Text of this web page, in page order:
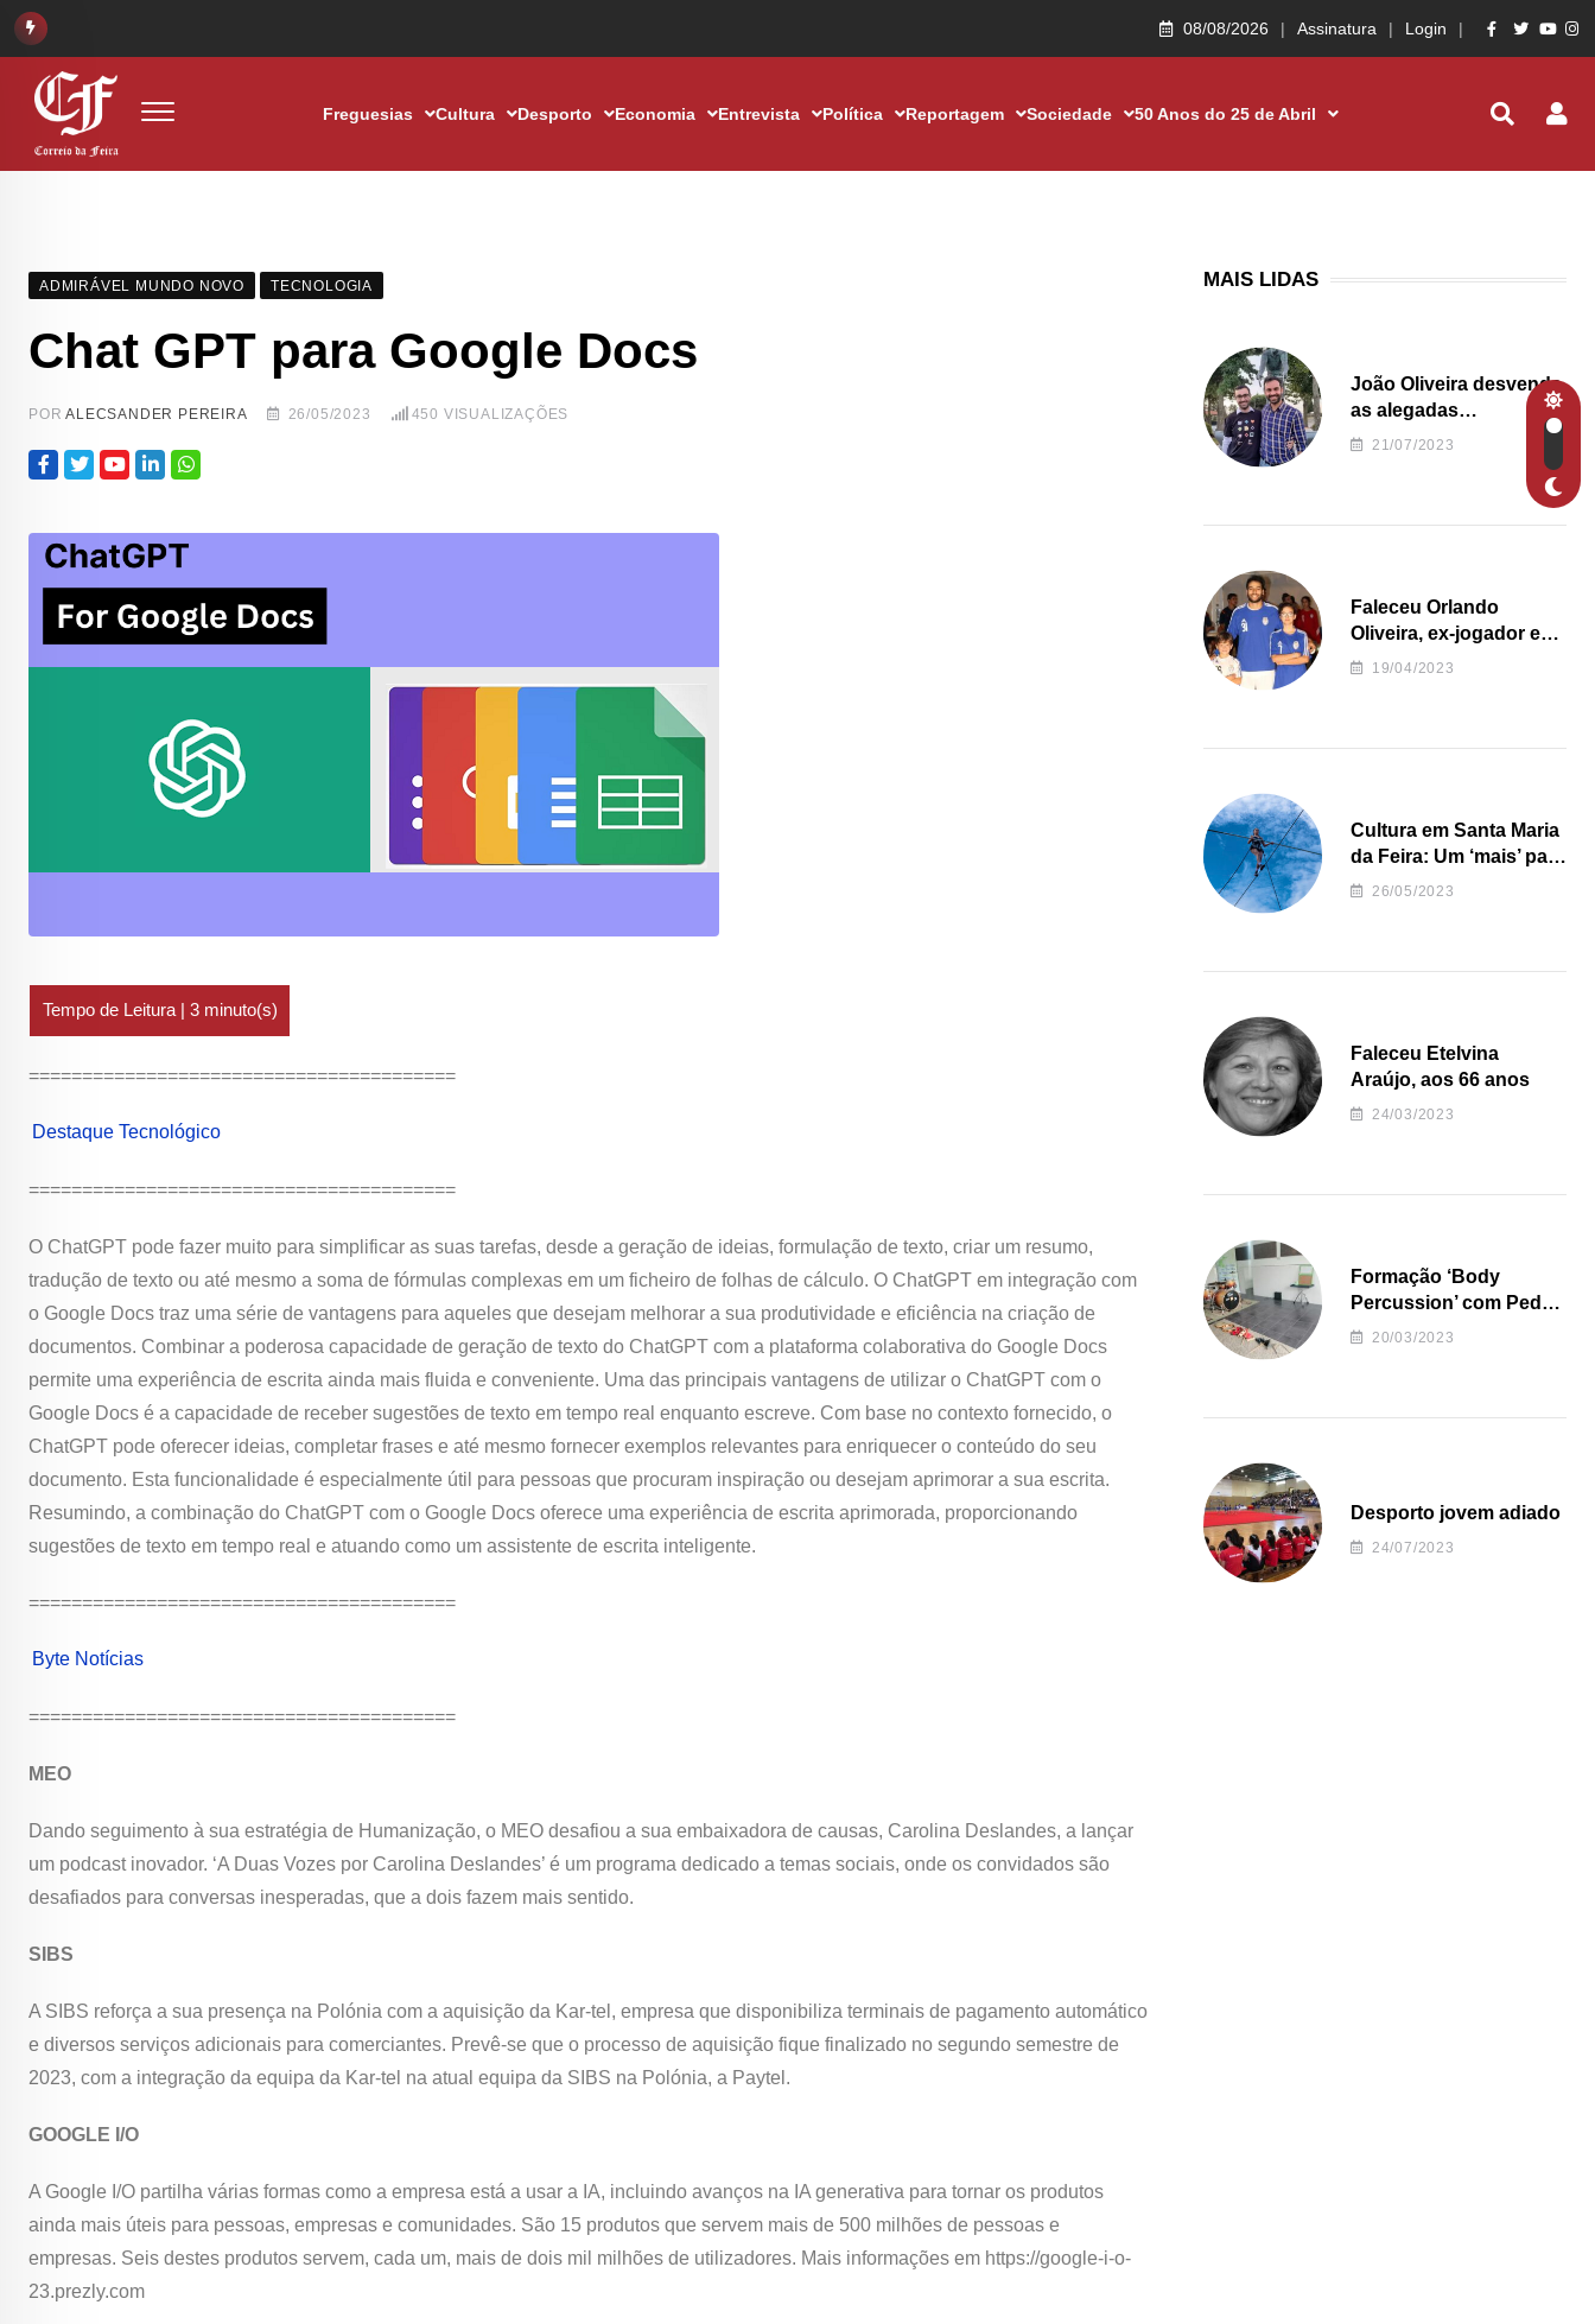
08/08/2026 Assinatura Login
Freguesias Cultura Desporto Economia Entrevista Política Reportagem Sociedade 50 Anos do 25 de Abril
ADMIRÁVEL MUNDO NOVO TECNOLOGIA
Chat GPT para Google Docs
PORALECSANDER PEREIRA 26/05/2023 450 VISUALIZAÇÕES
========================================
Destaque Tecnológico
========================================
O ChatGPT pode fazer muito para simplificar as suas tarefas, desde a geração de ideias, formulação de texto, criar um resumo,
tradução de texto ou até mesmo a soma de fórmulas complexas em um ficheiro de folhas de cálculo. O ChatGPT em integração com
o Google Docs traz uma série de vantagens para aqueles que desejam melhorar a sua produtividade e eficiência na criação de
documentos. Combinar a poderosa capacidade de geração de texto do ChatGPT com a plataforma colaborativa do Google Docs
permite uma experiência de escrita ainda mais fluida e conveniente. Uma das principais vantagens de utilizar o ChatGPT com o
Google Docs é a capacidade de receber sugestões de texto em tempo real enquanto escreve. Com base no contexto fornecido, o
ChatGPT pode oferecer ideias, completar frases e até mesmo fornecer exemplos relevantes para enriquecer o conteúdo do seu
documento. Esta funcionalidade é especialmente útil para pessoas que procuram inspiração ou desejam aprimorar a sua escrita.
Resumindo, a combinação do ChatGPT com o Google Docs oferece uma experiência de escrita aprimorada, proporcionando
sugestões de texto em tempo real e atuando como um assistente de escrita inteligente.
========================================
Byte Notícias
========================================
MEO
Dando seguimento à sua estratégia de Humanização, o MEO desafiou a sua embaixadora de causas, Carolina Deslandes, a lançar
um podcast inovador. ‘A Duas Vozes por Carolina Deslandes’ é um programa dedicado a temas sociais, onde os convidados são
desafiados para conversas inesperadas, que a dois fazem mais sentido.
SIBS
A SIBS reforça a sua presença na Polónia com a aquisição da Kar-tel, empresa que disponibiliza terminais de pagamento automático
e diversos serviços adicionais para comerciantes. Prevê-se que o processo de aquisição fique finalizado no segundo semestre de
2023, com a integração da equipa da Kar-tel na atual equipa da SIBS na Polónia, a Paytel.
GOOGLE I/O
A Google I/O partilha várias formas como a empresa está a usar a IA, incluindo avanços na IA generativa para tornar os produtos
ainda mais úteis para pessoas, empresas e comunidades. São 15 produtos que servem mais de 500 milhões de pessoas e
empresas. Seis destes produtos servem, cada um, mais de dois mil milhões de utilizadores. Mais informações em https://google-i-o-
23.prezly.com
MAIS LIDAS
João Oliveira desvenda
as alegadas
irregularidades da
Junta de Freguesia S.
21/07/2023
Faleceu Orlando
Oliveira, ex-jogador e
treinador da formação
19/04/2023
Cultura em Santa Maria
da Feira: Um ‘mais’ para
o Concelho
26/05/2023
Faleceu Etelvina
Araújo, aos 66 anos
24/03/2023
Formação ‘Body
Percussion’ com Pedro
Almeida
20/03/2023
Desporto jovem adiado
24/07/2023